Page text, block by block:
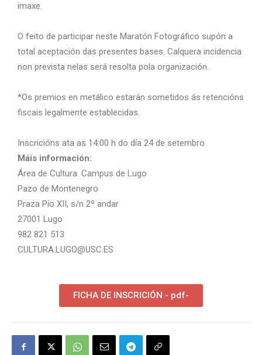
imaxe.
O feito de participar neste Maratón Fotográfico supón a
total aceptación das presentes bases. Calquera incidencia
non prevista nelas será resolta pola organización.
*Os premios en metálico estarán sometidos ás retencións
fiscais legalmente establecidas.
Inscricións ata as 14:00 h do día 24 de setembro
Máis información:
Área de Cultura. Campus de Lugo
Pazo de Montenegro
Praza Pío XII, s/n 2º andar
27001 Lugo
982 821 513
CULTURA.LUGO@USC.ES
FICHA DE INSCRICIÓN - pdf-